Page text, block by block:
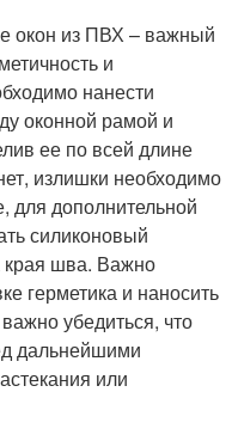
окон из ПВХ – важный
и
нанести
оконной рамой и
ее по всей длине
излишки необходимо
для дополнительной
силиконовый
края шва. Важно
герметика и наносить
убедиться, что
дальнейшими
или